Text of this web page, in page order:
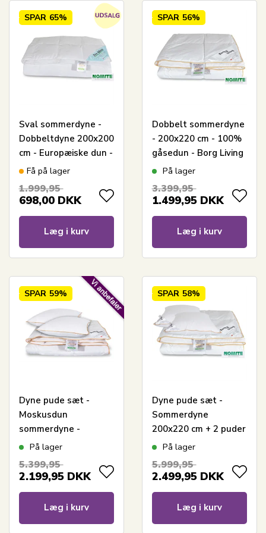
SPAR 65%
Sval sommerdyne -
Dobbeltdyne 200x200
cm - Europæiske dun -
Zen Sleep
Få på lager
1.999,95
698,00 DKK
Læg i kurv
SPAR 56%
Dobbelt sommerdyne
- 200x220 cm - 100%
gåsedun - Borg Living
let sommerdyne
På lager
3.399,95
1.499,95 DKK
Læg i kurv
SPAR 59%
Dyne pude sæt -
Moskusdun
sommerdyne -
Sommerdyne
på 60x63 cm - Borg
På lager
5.399,95
2.199,95 DKK
Læg i kurv
SPAR 58%
Dyne pude sæt -
Sommerdyne
200x220 cm + 2 puder
med gåsedun -
dyne og pude sæt -
På lager
5.999,95
2.499,95 DKK
Læg i kurv